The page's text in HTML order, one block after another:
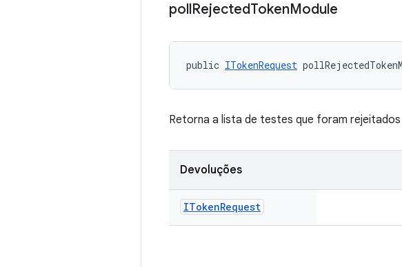
pollRejectedTokenModule
public ITokenRequest
Retorna a lista de testes que foram
Devoluções
ITokenRequest